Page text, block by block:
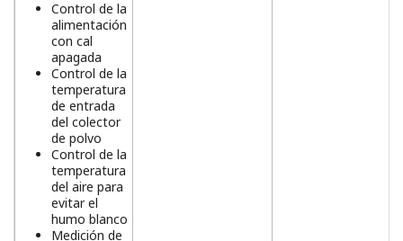
Control de la
alimentación
con cal
apagada
Control de la
temperatura
de entrada
del colector
de polvo
Control de la
temperatura
del aire para
evitar el
humo blanco
Medición de